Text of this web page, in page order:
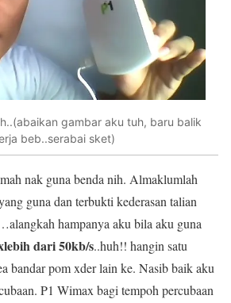
gambar aku tuh, baru balik
beb..serabai sket)
nak guna benda nih. Almaklumlah
guna dan terbukti kederasan talian
hampanya aku bila aku guna
dari 50kb/s..huh!! hangin satu
bandar pom xder lain ke. Nasib baik aku
P1 Wimax bagi tempoh percubaan